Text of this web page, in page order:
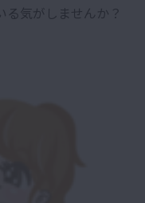
る気がしませんか？